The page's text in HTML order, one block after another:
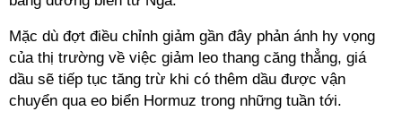
Mặc dù đợt điều chỉnh giảm gần đây phản ánh hy vọng
của thị trường về việc giảm leo thang căng thẳng, giá
dầu sẽ tiếp tục tăng trừ khi có thêm dầu được vận
chuyển qua eo biển Hormuz trong những tuần tới.